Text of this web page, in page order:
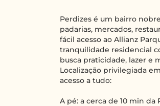
Perdizes é um bairro
padarias, mercados,
fácil acesso ao Allianz
tranquilidade residencial
busca praticidade, lazer e
Localização privilegiada
acesso a tudo:
A pé: a cerca de 10 min da